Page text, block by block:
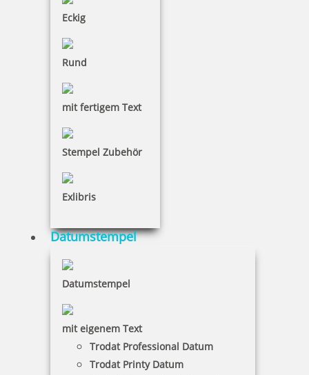
Eckig
Rund
mit fertigem Text
Stempel Zubehör
Exlibris
Datumstempel
Datumstempel
mit eigenem Text
Trodat Professional Datum
Trodat Printy Datum
Holzkugelbahn ohne Gravur